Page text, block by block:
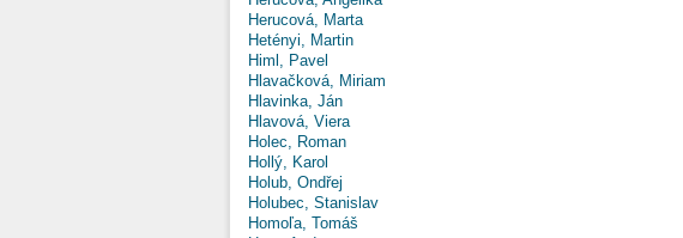
Herucová, Marta
Hetényi, Martin
Himl, Pavel
Hlavačková, Miriam
Hlavinka, Ján
Hlavová, Viera
Holec, Roman
Hollý, Karol
Holub, Ondřej
Holubec, Stanislav
Homoľa, Tomáš